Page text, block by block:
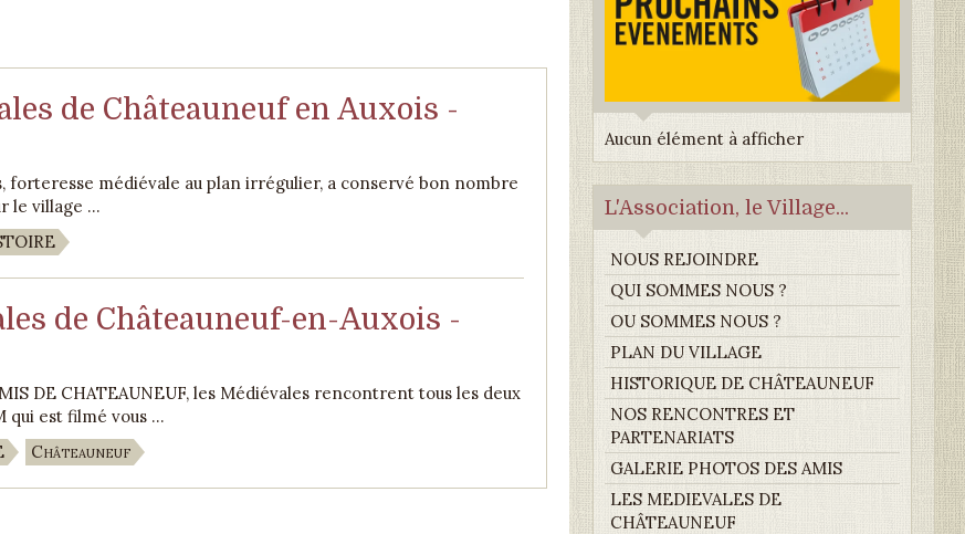
de Châteauneuf en Auxois -
forteresse médiévale au plan irrégulier, a conservé bon nombre
le village ...
de Châteauneuf-en-Auxois -
DE CHATEAUNEUF, les Médiévales rencontrent tous les deux
qui est filmé vous ...
Châteauneuf
Aucun élément à afficher
L'Association, le Village...
NOUS REJOINDRE
QUI SOMMES NOUS ?
OU SOMMES NOUS ?
PLAN DU VILLAGE
HISTORIQUE DE CHÂTEAUNEUF
NOS RENCONTRES ET
PARTENARIATS
GALERIE PHOTOS DES AMIS
LES MEDIEVALES DE
CHÂTEAUNEUF